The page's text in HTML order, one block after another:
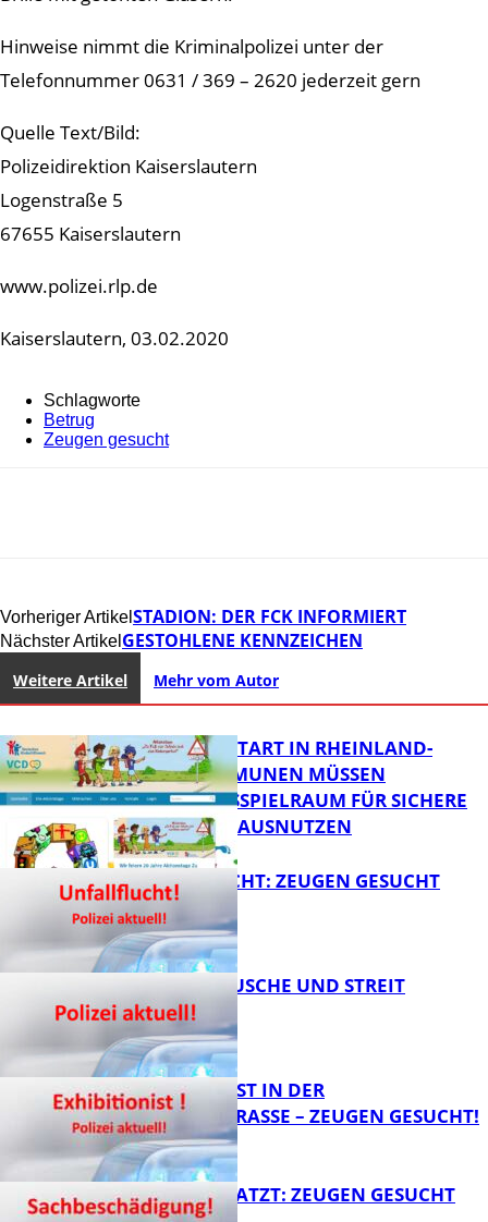
Hinweise nimmt die Kriminalpolizei unter der
Telefonnummer 0631 / 369 – 2620 jederzeit gern
Quelle Text/Bild:
Polizeidirektion Kaiserslautern
Logenstraße 5
67655 Kaiserslautern
www.polizei.rlp.de
Kaiserslautern, 03.02.2020
Schlagworte
Betrug
Zeugen gesucht
Vorheriger Artikel STADION: DER FCK INFORMIERT
Nächster Artikel GESTOHLENE KENNZEICHEN
Weitere Artikel Mehr vom Autor
ZUM SCHULSTART IN RHEINLAND-
PFALZ: KOMMUNEN MÜSSEN
HANDLUNGSSPIELRAUM FÜR SICHERE
SCHULWEGE AUSNUTZEN
UNFALLFLUCHT: ZEUGEN GESUCHT
KNALLGERÄUSCHE UND STREIT
EXHIBITIONIST IN DER
VELMANNSTRASSE – ZEUGEN GESUCHT!
AUTO ZERKRATZT: ZEUGEN GESUCHT